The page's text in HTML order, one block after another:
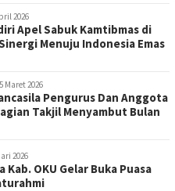
2026
Apel Sabuk Kamtibmas di
Menuju Indonesia Emas
5 Maret 2026
Pengurus Dan Anggota
Takjil Menyambut Bulan
2026
Kab. OKU Gelar Buka Puasa